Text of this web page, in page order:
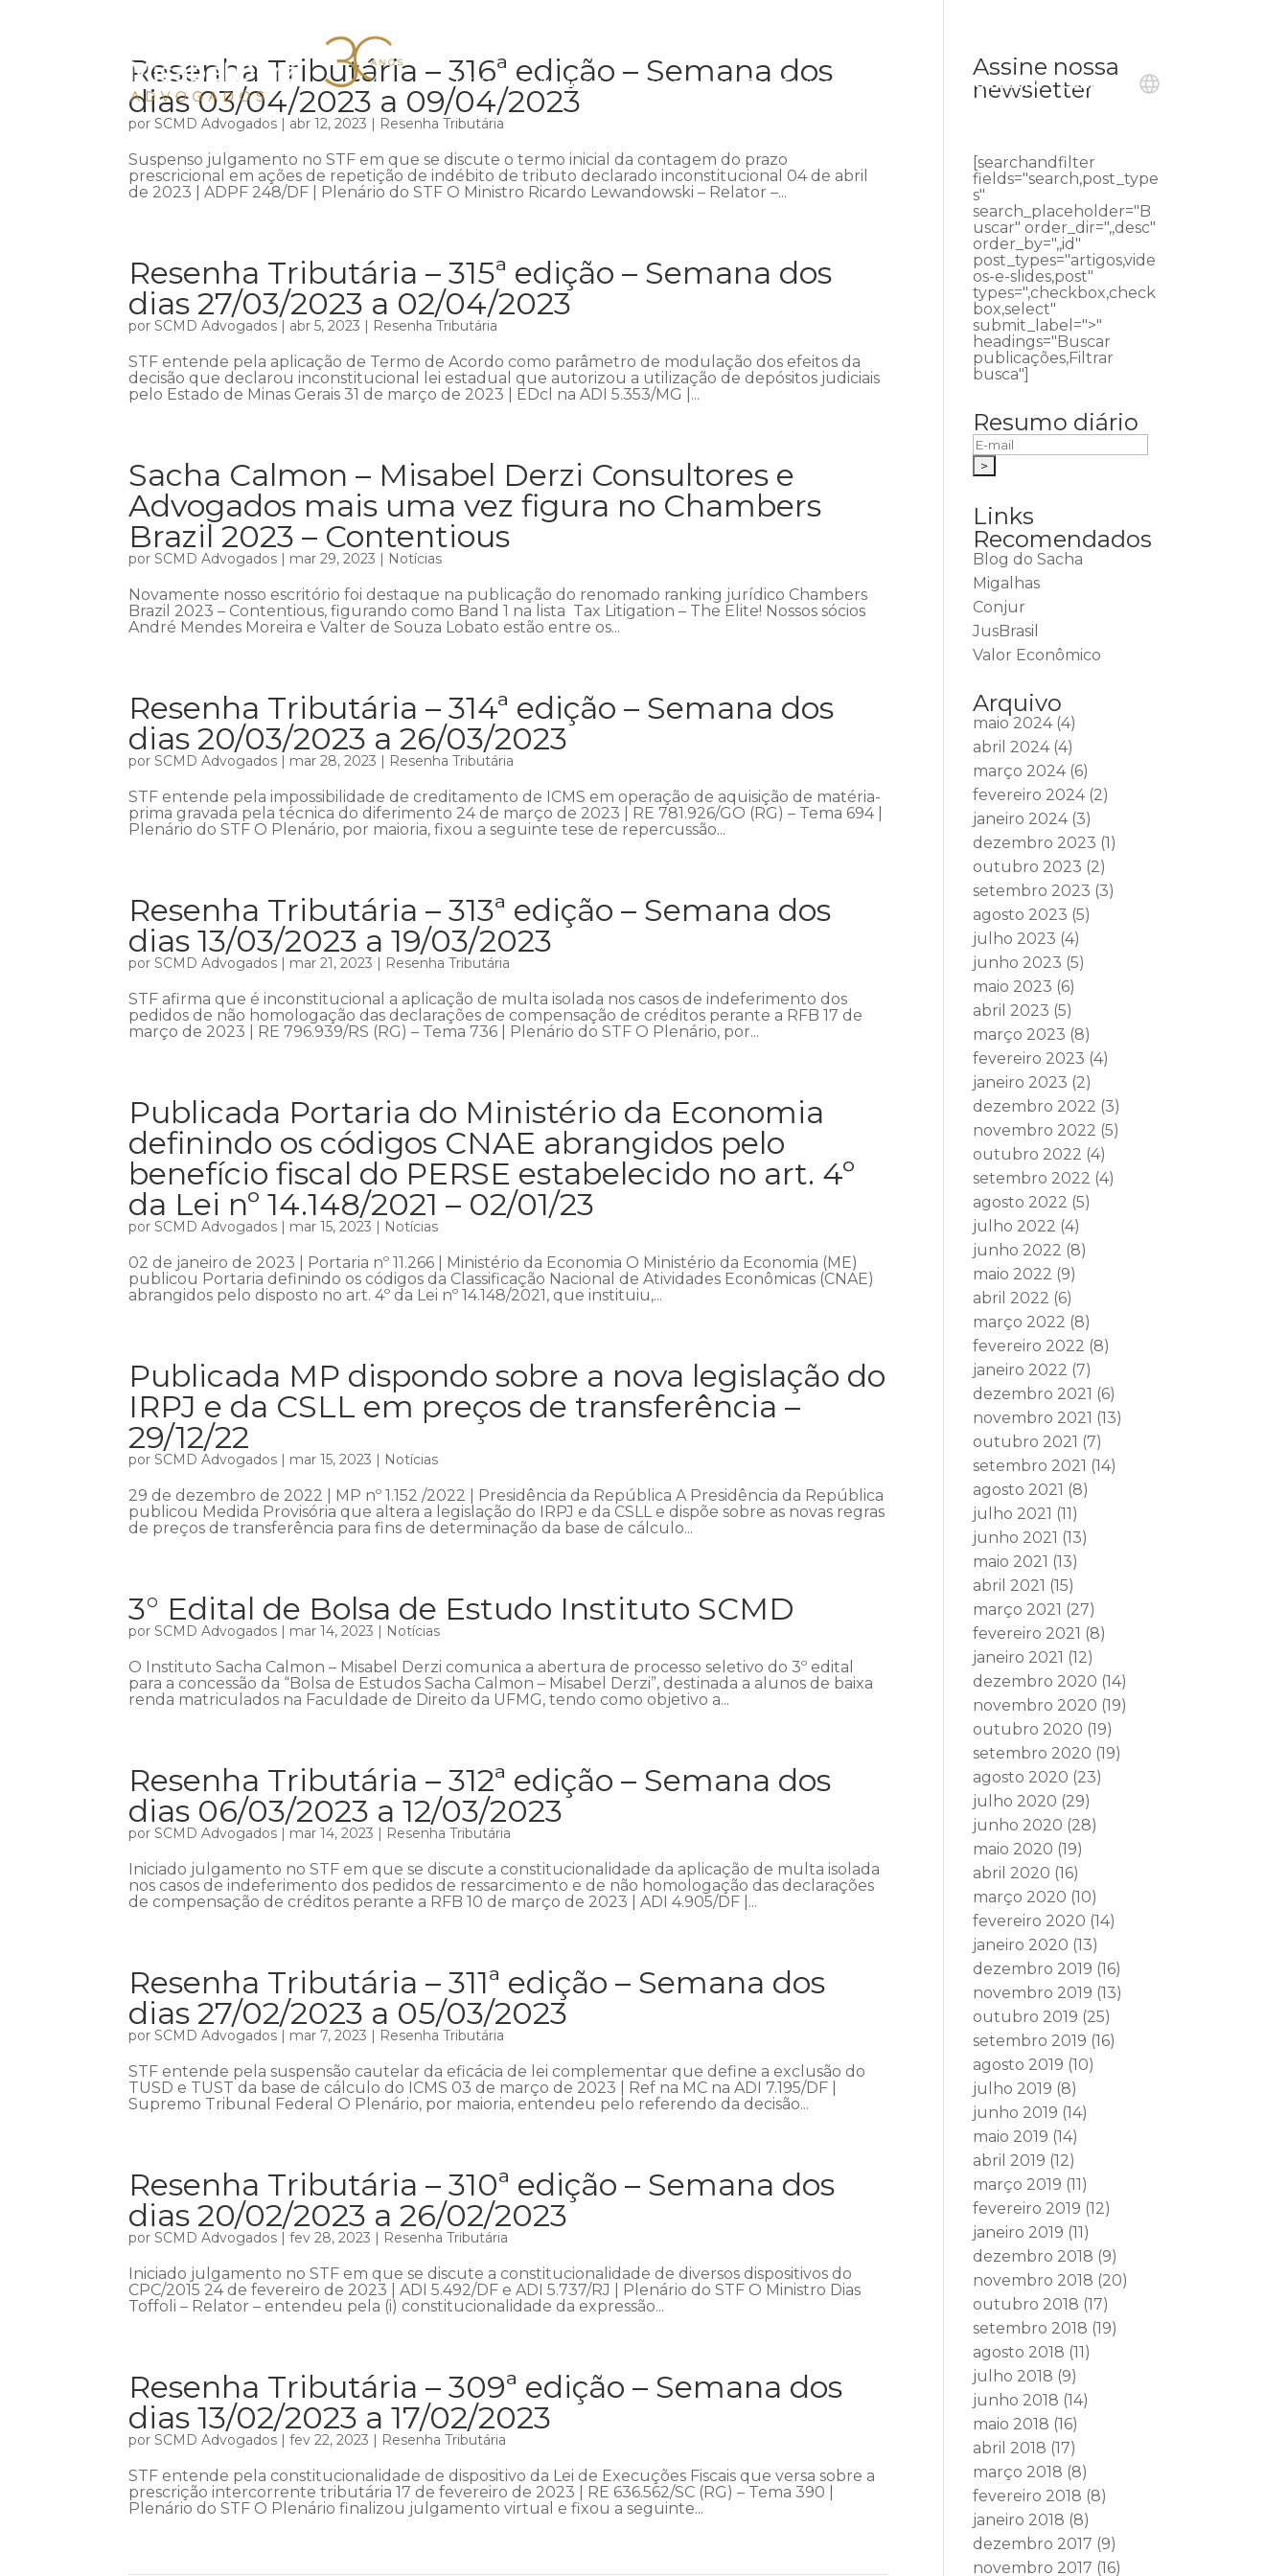
Início Institucional Áreas de atuação Equipe Ouvidoria Contato
Resenha Tributária – 316ª edição – Semana dos
dias 03/04/2023 a 09/04/2023
porSCMD Advogados | abr 12, 2023 | Resenha Tributária
Suspenso julgamento no STF em que se discute o termo inicial da contagem do prazo
prescricional em ações de repetição de indébito de tributo declarado inconstitucional 04 de abril
de 2023 | ADPF 248/DF | Plenário do STF O Ministro Ricardo Lewandowski – Relator –...
Resenha Tributária – 315ª edição – Semana dos
dias 27/03/2023 a 02/04/2023
porSCMD Advogados | abr 5, 2023 | Resenha Tributária
STF entende pela aplicação de Termo de Acordo como parâmetro de modulação dos efeitos da
decisão que declarou inconstitucional lei estadual que autorizou a utilização de depósitos judiciais
pelo Estado de Minas Gerais 31 de março de 2023 | EDcl na ADI 5.353/MG |...
Sacha Calmon – Misabel Derzi Consultores e
Advogados mais uma vez figura no Chambers
Brazil 2023 – Contentious
porSCMD Advogados | mar 29, 2023 | Notícias
Novamente nosso escritório foi destaque na publicação do renomado ranking jurídico Chambers
Brazil 2023 – Contentious, figurando como Band 1 na lista Tax Litigation – The Elite! Nossos sócios
André Mendes Moreira e Valter de Souza Lobato estão entre os...
Resenha Tributária – 314ª edição – Semana dos
dias 20/03/2023 a 26/03/2023
porSCMD Advogados | mar 28, 2023 | Resenha Tributária
STF entende pela impossibilidade de creditamento de ICMS em operação de aquisição de matéria-
prima gravada pela técnica do diferimento 24 de março de 2023 | RE 781.926/GO (RG) – Tema 694 |
Plenário do STF O Plenário, por maioria, fixou a seguinte tese de repercussão...
Resenha Tributária – 313ª edição – Semana dos
dias 13/03/2023 a 19/03/2023
porSCMD Advogados | mar 21, 2023 | Resenha Tributária
STF afirma que é inconstitucional a aplicação de multa isolada nos casos de indeferimento dos
pedidos de não homologação das declarações de compensação de créditos perante a RFB 17 de
março de 2023 | RE 796.939/RS (RG) – Tema 736 | Plenário do STF O Plenário, por...
Publicada Portaria do Ministério da Economia
definindo os códigos CNAE abrangidos pelo
benefício fiscal do PERSE estabelecido no art. 4º
da Lei nº 14.148/2021 – 02/01/23
porSCMD Advogados | mar 15, 2023 | Notícias
02 de janeiro de 2023 | Portaria nº 11.266 | Ministério da Economia O Ministério da Economia (ME)
publicou Portaria definindo os códigos da Classificação Nacional de Atividades Econômicas (CNAE)
abrangidos pelo disposto no art. 4º da Lei nº 14.148/2021, que instituiu,...
Publicada MP dispondo sobre a nova legislação do
IRPJ e da CSLL em preços de transferência –
29/12/22
porSCMD Advogados | mar 15, 2023 | Notícias
29 de dezembro de 2022 | MP nº 1.152 /2022 | Presidência da República A Presidência da República
publicou Medida Provisória que altera a legislação do IRPJ e da CSLL e dispõe sobre as novas regras
de preços de transferência para fins de determinação da base de cálculo...
3° Edital de Bolsa de Estudo Instituto SCMD
porSCMD Advogados | mar 14, 2023 | Notícias
O Instituto Sacha Calmon – Misabel Derzi comunica a abertura de processo seletivo do 3º edital
para a concessão da “Bolsa de Estudos Sacha Calmon – Misabel Derzi”, destinada a alunos de baixa
renda matriculados na Faculdade de Direito da UFMG, tendo como objetivo a...
Resenha Tributária – 312ª edição – Semana dos
dias 06/03/2023 a 12/03/2023
porSCMD Advogados | mar 14, 2023 | Resenha Tributária
Iniciado julgamento no STF em que se discute a constitucionalidade da aplicação de multa isolada
nos casos de indeferimento dos pedidos de ressarcimento e de não homologação das declarações
de compensação de créditos perante a RFB 10 de março de 2023 | ADI 4.905/DF |...
Resenha Tributária – 311ª edição – Semana dos
dias 27/02/2023 a 05/03/2023
porSCMD Advogados | mar 7, 2023 | Resenha Tributária
STF entende pela suspensão cautelar da eficácia de lei complementar que define a exclusão do
TUSD e TUST da base de cálculo do ICMS 03 de março de 2023 | Ref na MC na ADI 7.195/DF |
Supremo Tribunal Federal O Plenário, por maioria, entendeu pelo referendo da decisão...
Resenha Tributária – 310ª edição – Semana dos
dias 20/02/2023 a 26/02/2023
porSCMD Advogados |fev 28, 2023 | Resenha Tributária
Iniciado julgamento no STF em que se discute a constitucionalidade de diversos dispositivos do
CPC/2015 24 de fevereiro de 2023 | ADI 5.492/DF e ADI 5.737/RJ | Plenário do STF O Ministro Dias
Toffoli – Relator – entendeu pela (i) constitucionalidade da expressão...
Resenha Tributária – 309ª edição – Semana dos
dias 13/02/2023 a 17/02/2023
porSCMD Advogados |fev 22, 2023 | Resenha Tributária
STF entende pela constitucionalidade de dispositivo da Lei de Execuções Fiscais que versa sobre a
prescrição intercorrente tributária 17 de fevereiro de 2023 | RE 636.562/SC (RG) – Tema 390 |
Plenário do STF O Plenário finalizou julgamento virtual e fixou a seguinte...
Assine nossa
newsletter
[searchandfilter
fields="search,post_type
s"
search_placeholder="B
uscar" order_dir=",,desc"
order_by=",,id"
post_types="artigos,vide
os-e-slides,post"
types=",checkbox,check
box,select"
submit_label=">"
headings="Buscar
publicações,Filtrar
busca"]
Resumo diário
Links
Recomendados
Blog do Sacha
Migalhas
Conjur
JusBrasil
Valor Econômico
Arquivo
maio 2024(4)
abril 2024(4)
março 2024(6)
fevereiro 2024(2)
janeiro 2024(3)
dezembro 2023 (1)
outubro 2023 (2)
setembro 2023 (3)
agosto 2023 (5)
julho 2023 (4)
junho 2023 (5)
maio 2023 (6)
abril 2023 (5)
março 2023 (8)
fevereiro 2023 (4)
janeiro 2023 (2)
dezembro 2022 (3)
novembro 2022 (5)
outubro 2022 (4)
setembro 2022 (4)
agosto 2022 (5)
julho 2022 (4)
junho 2022 (8)
maio 2022 (9)
abril 2022 (6)
março 2022 (8)
fevereiro 2022 (8)
janeiro 2022 (7)
dezembro 2021 (6)
novembro 2021 (13)
outubro 2021 (7)
setembro 2021 (14)
agosto 2021 (8)
julho 2021 (11)
junho 2021 (13)
maio 2021 (13)
abril 2021 (15)
março 2021 (27)
fevereiro 2021 (8)
janeiro 2021 (12)
dezembro 2020 (14)
novembro 2020 (19)
outubro 2020 (19)
setembro 2020 (19)
agosto 2020 (23)
julho 2020 (29)
junho 2020 (28)
maio 2020 (19)
abril 2020 (16)
março 2020 (10)
fevereiro 2020 (14)
janeiro 2020 (13)
dezembro 2019 (16)
novembro 2019 (13)
outubro 2019 (25)
setembro 2019 (16)
agosto 2019 (10)
julho 2019 (8)
junho 2019 (14)
maio 2019 (14)
abril 2019 (12)
março 2019 (11)
fevereiro 2019 (12)
janeiro 2019 (11)
dezembro 2018 (9)
novembro 2018 (20)
outubro 2018 (17)
setembro 2018 (19)
agosto 2018 (11)
julho 2018 (9)
junho 2018 (14)
maio 2018 (16)
abril 2018 (17)
março 2018 (8)
fevereiro 2018 (8)
janeiro 2018 (8)
dezembro 2017 (9)
novembro 2017 (16)